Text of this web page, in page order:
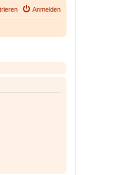
Anmelden